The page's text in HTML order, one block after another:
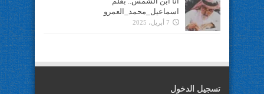
اسماعيل_محمد_العمرو
7 أبريل، 2025
تسجيل الدخول